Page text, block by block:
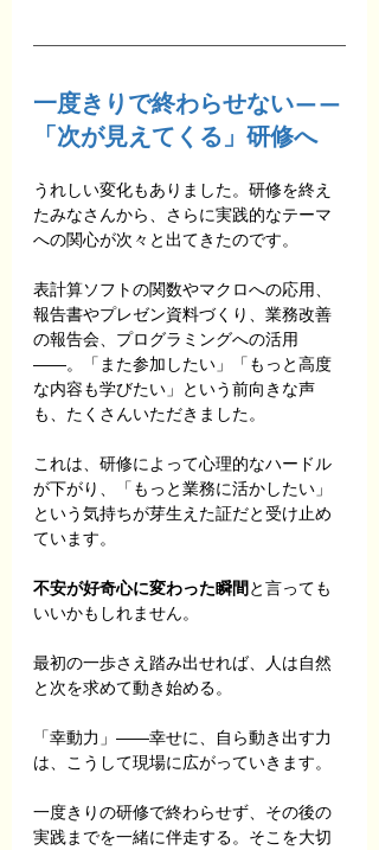
一度きりで終わらせない——
「次が見えてくる」研修へ
うれしい変化もありました。研修を終え
たみなさんから、さらに実践的なテーマ
への関心が次々と出てきたのです。
表計算ソフトの関数やマクロへの応用、
報告書やプレゼン資料づくり、業務改善
の報告会、プログラミングへの活用
——。「また参加したい」「もっと高度
な内容も学びたい」という前向きな声
も、たくさんいただきました。
これは、研修によって心理的なハードル
が下がり、「もっと業務に活かしたい」
という気持ちが芽生えた証だと受け止め
ています。
不安が好奇心に変わった瞬間 と言っても
いいかもしれません。
最初の一歩さえ踏み出せれば、人は自然
と次を求めて動き始める。
「幸動力」——幸せに、自ら動き出す力
は、こうして現場に広がっていきます。
一度きりの研修で終わらせず、その後の
実践までを一緒に伴走する。そこを大切